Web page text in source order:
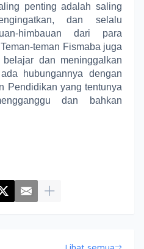
penting adalah saling
dan selalu
himbauan dari para
teman Fismaba juga
dan meninggalkan
hubungannya dengan
Pendidikan yang tentunya
dan bahkan
Lihat semua